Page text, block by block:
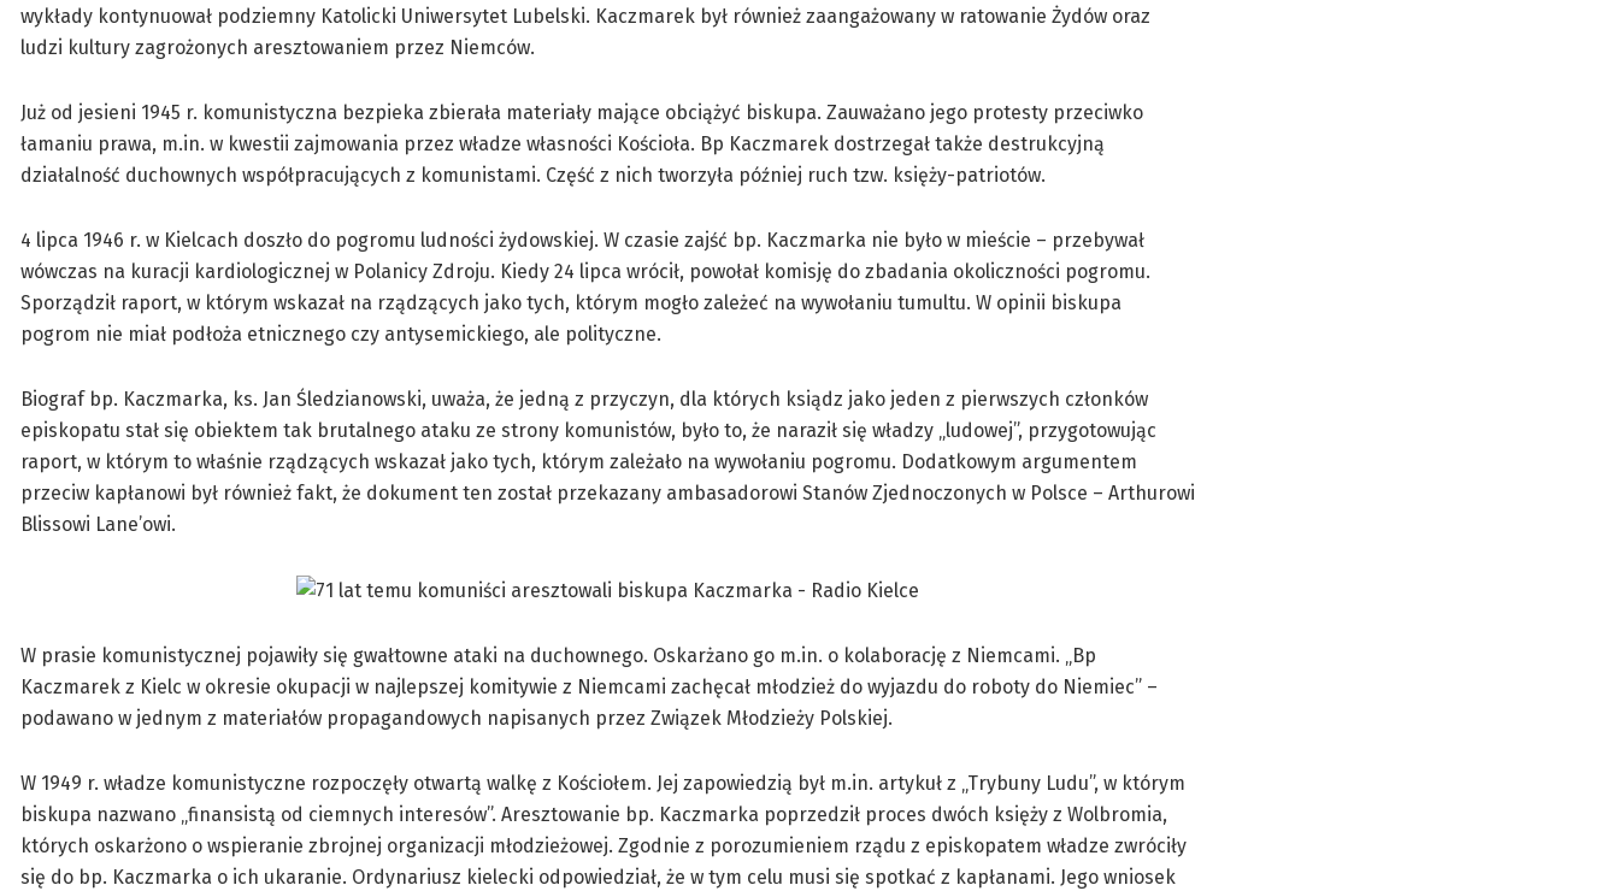
wykłady kontynuował podziemny Katolicki Uniwersytet Lubelski. Kaczmarek był również zaangażowany w ratowanie Żydów oraz
ludzi kultury zagrożonych aresztowaniem przez Niemców.
Już od jesieni 1945 r. komunistyczna bezpieka zbierała materiały mające obciążyć biskupa. Zauważano jego protesty przeciwko
łamaniu prawa, m.in. w kwestii zajmowania przez władze własności Kościoła. Bp Kaczmarek dostrzegał także destrukcyjną
działalność duchownych współpracujących z komunistami. Część z nich tworzyła później ruch tzw. księży-patriotów.
4 lipca 1946 r. w Kielcach doszło do pogromu ludności żydowskiej. W czasie zajść bp. Kaczmarka nie było w mieście – przebywał
wówczas na kuracji kardiologicznej w Polanicy Zdroju. Kiedy 24 lipca wrócił, powołał komisję do zbadania okoliczności pogromu.
Sporządził raport, w którym wskazał na rządzących jako tych, którym mogło zależeć na wywołaniu tumultu. W opinii biskupa
pogrom nie miał podłoża etnicznego czy antysemickiego, ale polityczne.
Biograf bp. Kaczmarka, ks. Jan Śledzianowski, uważa, że jedną z przyczyn, dla których ksiądz jako jeden z pierwszych członków
episkopatu stał się obiektem tak brutalnego ataku ze strony komunistów, było to, że naraził się władzy „ludowej”, przygotowując
raport, w którym to właśnie rządzących wskazał jako tych, którym zależało na wywołaniu pogromu. Dodatkowym argumentem
przeciw kapłanowi był również fakt, że dokument ten został przekazany ambasadorowi Stanów Zjednoczonych w Polsce – Arthurowi
Blissowi Lane’owi.
W prasie komunistycznej pojawiły się gwałtowne ataki na duchownego. Oskarżano go m.in. o kolaborację z Niemcami. „Bp
Kaczmarek z Kielc w okresie okupacji w najlepszej komitywie z Niemcami zachęcał młodzież do wyjazdu do roboty do Niemiec” –
podawano w jednym z materiałów propagandowych napisanych przez Związek Młodzieży Polskiej.
W 1949 r. władze komunistyczne rozpoczęły otwartą walkę z Kościołem. Jej zapowiedzią był m.in. artykuł z „Trybuny Ludu”, w którym
biskupa nazwano „finansistą od ciemnych interesów”. Aresztowanie bp. Kaczmarka poprzedził proces dwóch księży z Wolbromia,
których oskarżono o wspieranie zbrojnej organizacji młodzieżowej. Zgodnie z porozumieniem rządu z episkopatem władze zwróciły
się do bp. Kaczmarka o ich ukaranie. Ordynariusz kielecki odpowiedział, że w tym celu musi się spotkać z kapłanami. Jego wniosek